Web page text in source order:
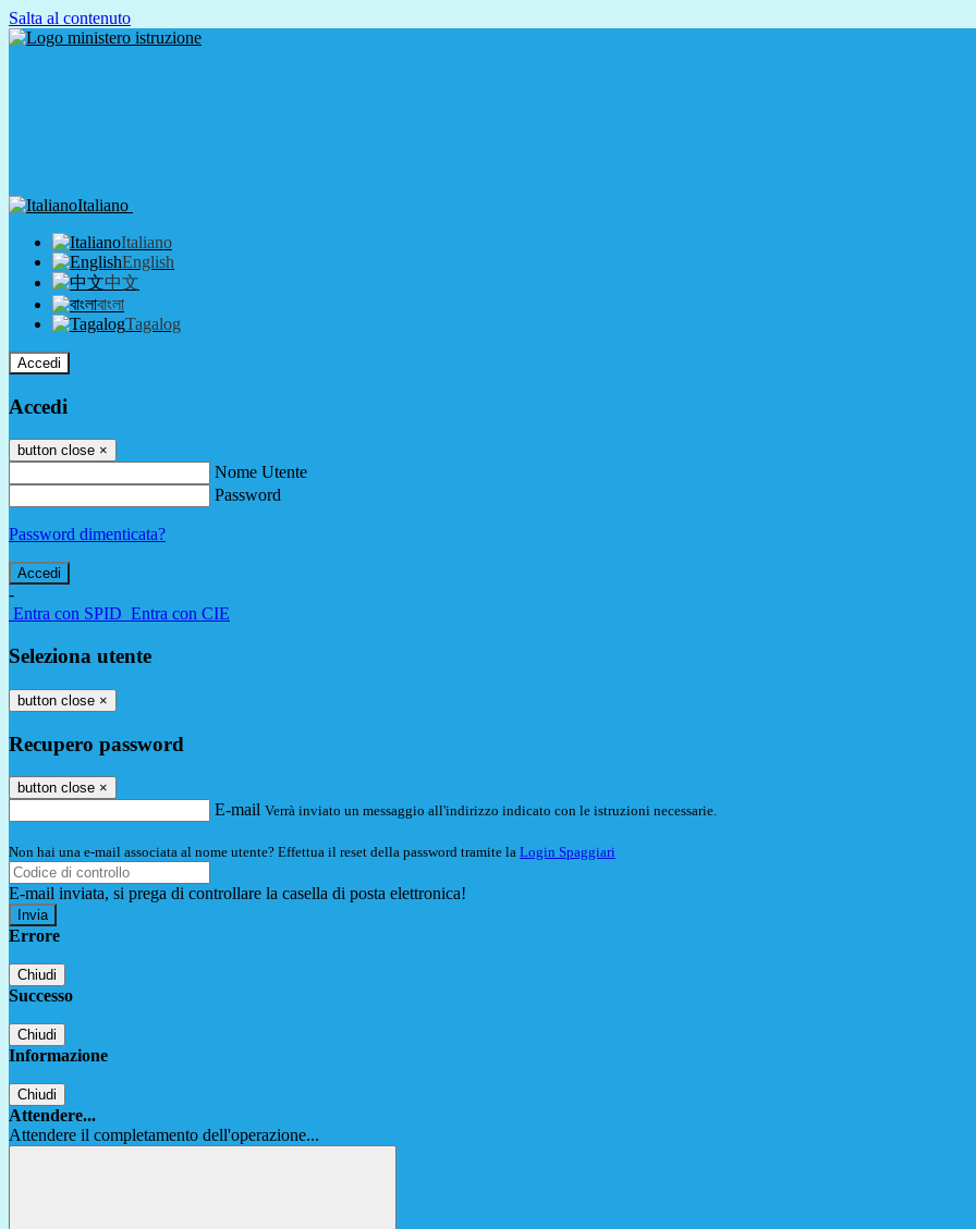
Salta al contenuto
Italiano
Italiano
English
中文
বাংলা
Tagalog
Accedi
Accedi
button close ×
Nome Utente
Password
Password dimenticata?
-
Entra con SPID Entra con CIE
Seleziona utente
button close ×
Recupero password
button close ×
E-mail Verrà inviato un messaggio all'indirizzo indicato con le istruzioni necessarie.
Non hai una e-mail associata al nome utente? Effettua il reset della password tramite la Login Spaggiari
E-mail inviata, si prega di controllare la casella di posta elettronica!
Errore
Chiudi
Successo
Chiudi
Informazione
Chiudi
Attendere...
Attendere il completamento dell'operazione...